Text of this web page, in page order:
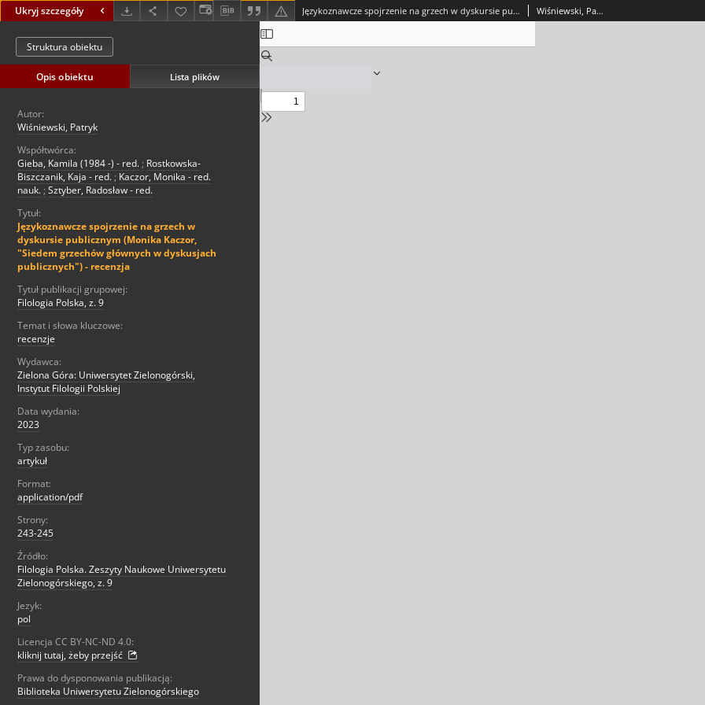
Ukryj szczegóły Językoznawcze spojrzenie na grzech w dyskursie publicznym (Monika Kaczor, "Siedem grzechów głównych w dyskusjach publicznych") - recenzja Wiśniewski, Patryk
Struktura obiektu
Opis obiektu Lista plików
Autor:
Wiśniewski, Patryk
Współtwórca:
Gieba, Kamila (1984 -) - red. ; Rostkowska-
Biszczanik, Kaja - red. ; Kaczor, Monika - red.
nauk. ; Sztyber, Radosław - red.
Tytuł:
Językoznawcze spojrzenie na grzech w
dyskursie publicznym (Monika Kaczor,
"Siedem grzechów głównych w dyskusjach
publicznych") - recenzja
Tytuł publikacji grupowej:
Filologia Polska, z. 9
Temat i słowa kluczowe:
recenzje
Wydawca:
Zielona Góra: Uniwersytet Zielonogórski,
Instytut Filologii Polskiej
Data wydania:
2023
Typ zasobu:
artykuł
Format:
application/pdf
Strony:
243-245
Źródło:
Filologia Polska. Zeszyty Naukowe Uniwersytetu
Zielonogórskiego, z. 9
Jezyk:
pol
Licencja CC BY-NC-ND 4.0:
kliknij tutaj, żeby przejść
Prawa do dysponowania publikacją:
Biblioteka Uniwersytetu Zielonogórskiego